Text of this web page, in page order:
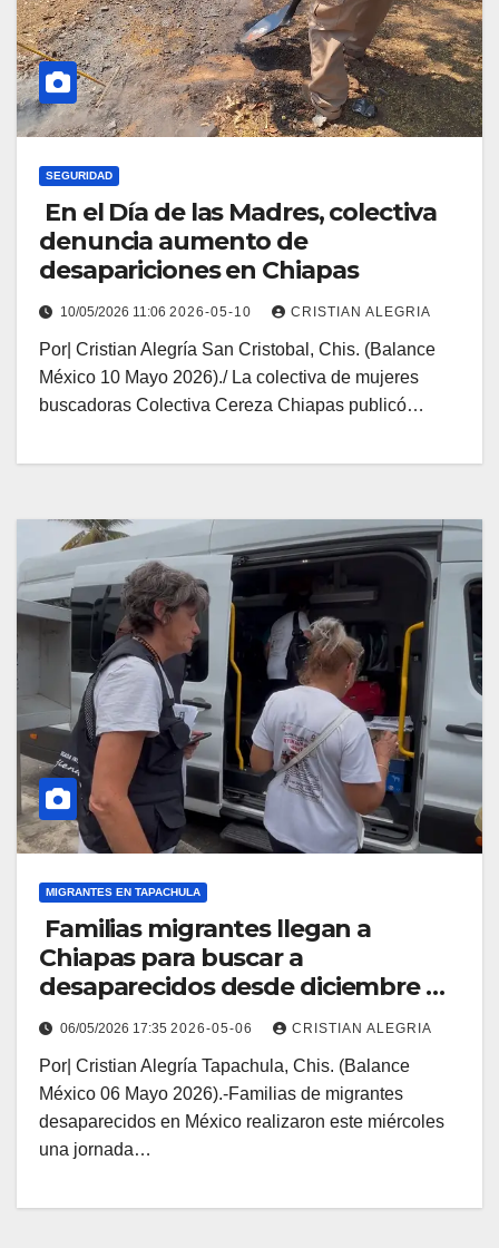
SEGURIDAD
En el Día de las Madres, colectiva
denuncia aumento de
desapariciones en Chiapas
10/05/2026 11:06 2026-05-10 CRISTIAN ALEGRIA
Por| Cristian Alegría San Cristobal, Chis. (Balance
México 10 Mayo 2026)./ La colectiva de mujeres
buscadoras Colectiva Cereza Chiapas publicó…
MIGRANTES EN TAPACHULA
Familias migrantes llegan a
Chiapas para buscar a
desaparecidos desde diciembre de
2024 en El Hueyate, Mazatán
06/05/2026 17:35 2026-05-06 CRISTIAN ALEGRIA
Por| Cristian Alegría Tapachula, Chis. (Balance
México 06 Mayo 2026).-Familias de migrantes
desaparecidos en México realizaron este miércoles
una jornada…